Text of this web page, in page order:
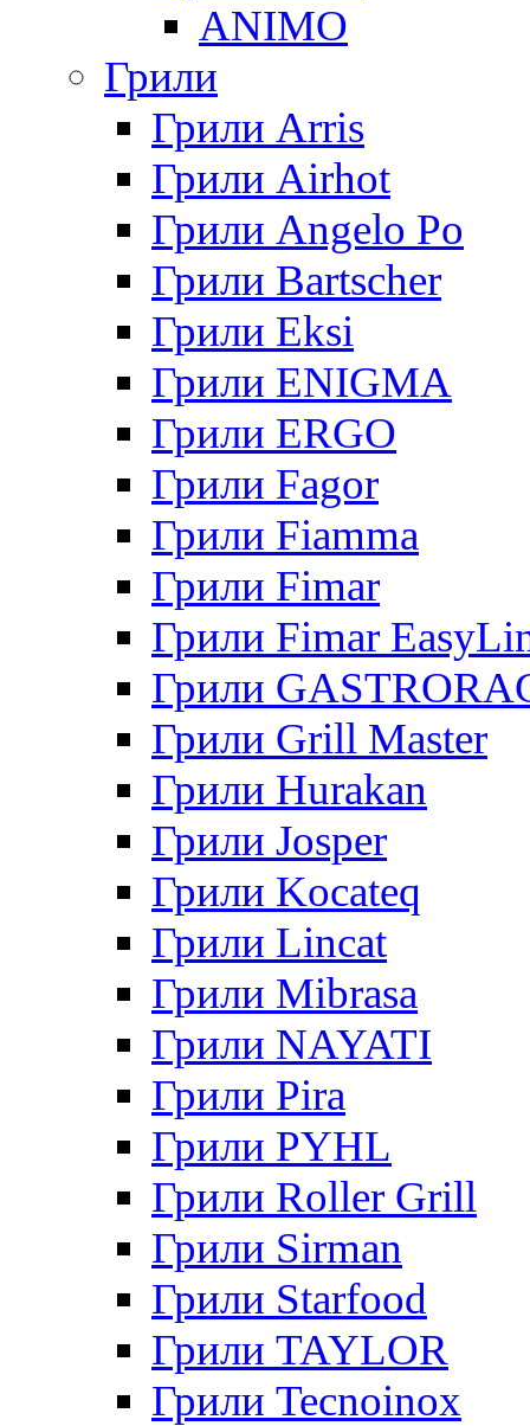
ANIMO
Грили
Грили Arris
Грили Airhot
Грили Angelo Po
Грили Bartscher
Грили Eksi
Грили ENIGMA
Грили ERGO
Грили Fagor
Грили Fiamma
Грили Fimar
Грили Fimar
Грили
Грили Grill Master
Грили Hurakan
Грили Josper
Грили Kocateq
Грили Lincat
Грили Mibrasa
Грили NAYATI
Грили Pira
Грили PYHL
Грили Roller Grill
Грили Sirman
Грили Starfood
Грили TAYLOR
Грили Tecnoinox